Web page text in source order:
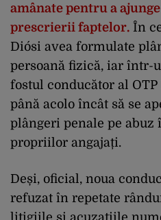
amânate pentru a
prescrierii faptelor. În
Diósi avea formulate
persoană fizică, iar într-
fostul conducător al
până acolo încât să se
plângeri penale pe
propriilor angajați.
Deși, oficial, noua
refuzat în repetate
litigiile și acuzațiile